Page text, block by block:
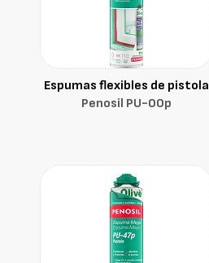
Espumas flexibles de pistola
Penosil PU-00p